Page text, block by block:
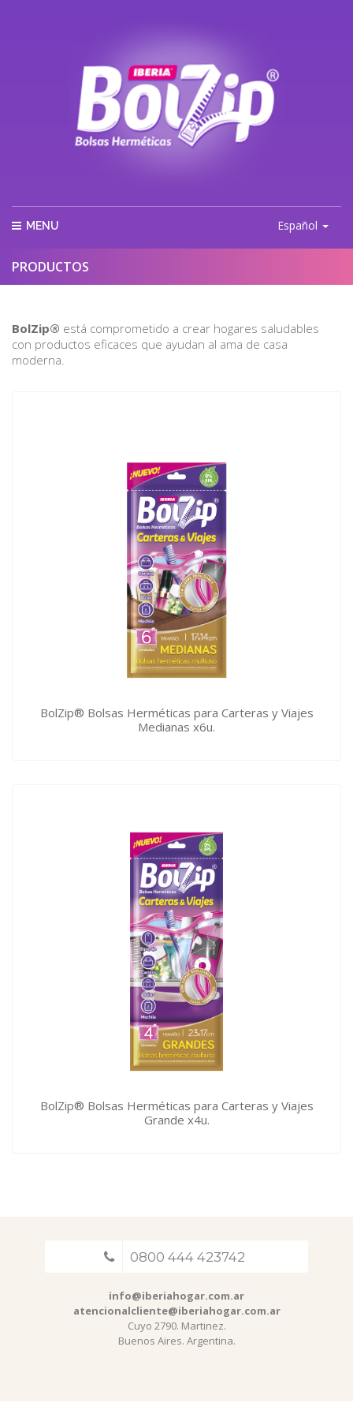
MENU Español
PRODUCTOS
BolZip® está comprometido a crear hogares saludables
con productos eficaces que ayudan al ama de casa
moderna.
BolZip® Bolsas Herméticas para Carteras y Viajes
Medianas x6u.
BolZip® Bolsas Herméticas para Carteras y Viajes
Grande x4u.
0800 444 423742
info@iberiahogar.com.ar
atencionalcliente@iberiahogar.com.ar
Cuyo 2790. Martinez.
Buenos Aires. Argentina.